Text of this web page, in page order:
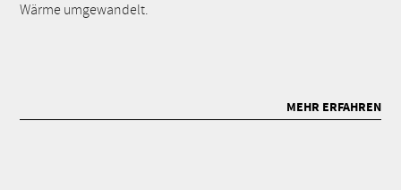
Wärme umgewandelt.
MEHR ERFAHREN